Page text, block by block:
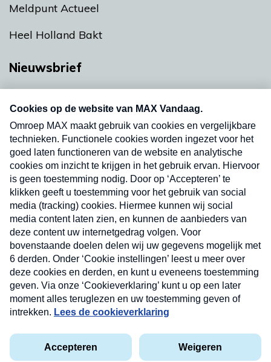
Meldpunt Actueel
Heel Holland Bakt
Nieuwsbrief
nieuwsbrief. Elke vrijdag- en dinsdagochtend in
uw mailbox.
Verzend
Privacyverklaring
Cookieverklaring
Kwetsbaarheid melden
Nieuwsbrief
Neem hier een gratis abonnement op onze
nieuwsbrief. Elke vrijdag- en dinsdagochtend in uw